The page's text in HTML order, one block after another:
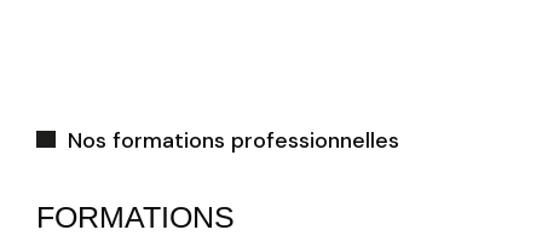
Nos formations professionnelles
FORMATIONS